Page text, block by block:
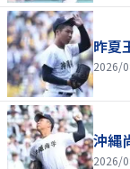
昨夏
2026/
沖縄
2026/